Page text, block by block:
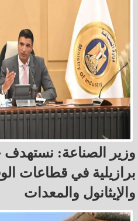
وزير الصناعة:
برازيلية في قطاعات
والإيثانول والمعدات